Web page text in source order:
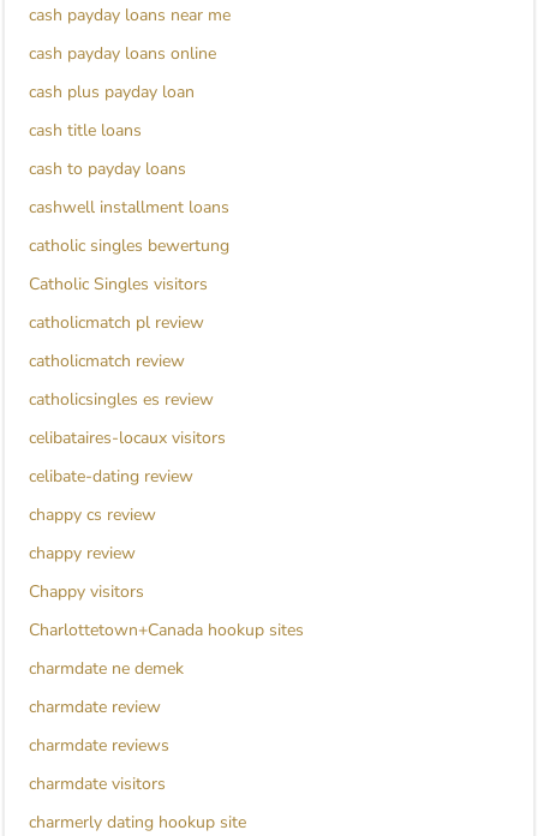
cash payday loans near me
cash payday loans online
cash plus payday loan
cash title loans
cash to payday loans
cashwell installment loans
catholic singles bewertung
Catholic Singles visitors
catholicmatch pl review
catholicmatch review
catholicsingles es review
celibataires-locaux visitors
celibate-dating review
chappy cs review
chappy review
Chappy visitors
Charlottetown+Canada hookup sites
charmdate ne demek
charmdate review
charmdate reviews
charmdate visitors
charmerly dating hookup site